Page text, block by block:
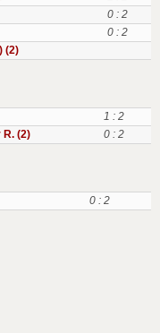
0 : 2
0 : 2
(2)
1 : 2
R. (2) 0 : 2
0 : 2